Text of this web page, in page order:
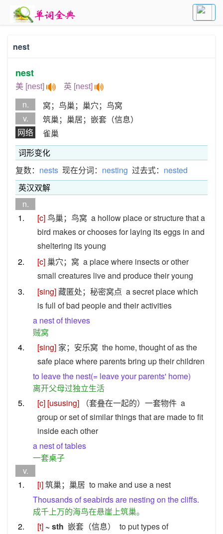
nest
nest
美 [nest] 英 [nest]
n.
窝；鸟巢；巢穴；鸟窝
v.
筑巢；巢居；嵌套（信息）
网络
雀巢
词形变化
复数： nests 现在分词： nesting 过去式： nested
英汉双解
n.
1.
[c]鸟巢；鸟窝 a hollow place or structure that a
bird makes or chooses for laying its eggs in and
sheltering its young
2.
[c] 巢穴；窝 a place where insects or other
small creatures live and produce their young
3.
[sing]藏匿处；秘密窝点 a secret place which
is full of bad people and their activities
a nest of thieves
贼窝
4.
[sing] 家；安乐窝 the home, thought of as the
safe place where parents bring up their children
to leave the nest(= leave your parents' home)
离开父母过独立生活
5.
[c] [ususing] （套叠在一起的）一套物件 a
group or set of similar things that are made to fit
inside each other
a nest of tables
一套桌子
v.
1.
[i]筑巢；巢居 to make and use a nest
Thousands of seabirds are nesting on the cliffs.
成千上万的海鸟在悬崖上筑巢。
2.
[t] ~ sth 嵌套（信息）
to put types of